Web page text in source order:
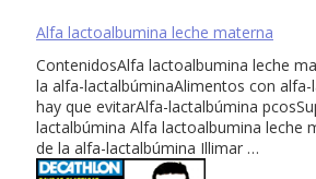
Alfa lactoalbumina leche materna
ContenidosAlfa lactoalbumina leche
la alfa-lactalbúminaAlimentos con alfa-
hay que evitarAlfa-lactalbúmina
lactalbúmina Alfa lactoalbumina leche
de la alfa-lactalbúmina Illimar …